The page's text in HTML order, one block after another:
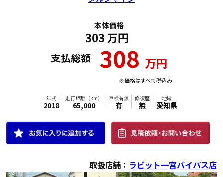
本体価格
303 万円
支払総額 308 万円
※価格はすべて税込み
取扱店舗： ラビット一宮バイパス店